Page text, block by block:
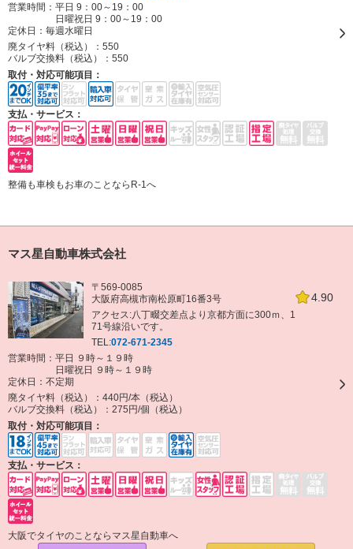
営業時間：平日 9：00～19：00
日曜祝日 9：00～19：00
定休日： 毎週水曜日
廃タイヤ料（税込）： 550
バルブ交換料（税込）： 550
取付・対応可能項目：
支払・サービス：
整備も車検もお車のことならR-1へ
マス星自動車株式会社
4.90
〒569-0085
大阪府高槻市南松原町16番3号
アクセス:八丁畷交差点より京都方面に300ｍ、1
71号線沿いです。
TEL:072-671-2345
営業時間：平日 ９時～１９時
日曜祝日 ９時～１９時
定休日： 不定期
廃タイヤ料（税込）： 440円/本（税込）
バルブ交換料（税込）： 275円/個（税込）
取付・対応可能項目：
支払・サービス：
大阪でタイヤのことならマス星自動車へ